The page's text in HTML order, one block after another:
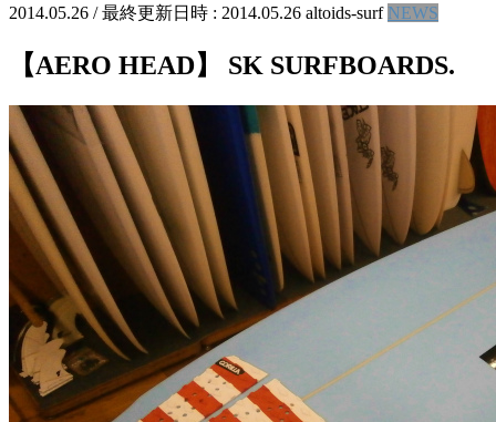
2014.05.26 / 最終更新日時 : 2014.05.26 altoids-surf NEWS
【AERO HEAD】 SK SURFBOARDS.